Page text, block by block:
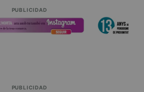
PUBLICIDAD
PUBLICIDAD